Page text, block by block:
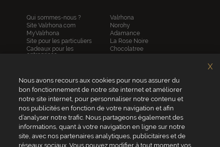
Qui sommes-nous ?
Site Valrhona.com
MyValrhona
Site pour les particuliers
Cadeaux pour les
entreprises
Contactez-nous
Valrhona
Norohy
Adamance
La Rose Noire
Chocolatree
Republica del cacao
Service client
04 75 07 51 51
Du lundi au jeudi : 8h - 18h
Le vendredi : 8h - 17h
Nous avons recours aux cookies pour nous assurer du
bon fonctionnement de notre site internet et améliorer
notre site internet, pour personnaliser notre contenu et
nos publicités en fonction de votre navigation et afin
d’analyser notre trafic. Nous partageons également des
informations, quant à votre navigation en ligne sur notre
site, avec nos partenaires analytiques, publicitaires et de
réseaux sociaux. Vous pouvez modifier à tout moment vos
X